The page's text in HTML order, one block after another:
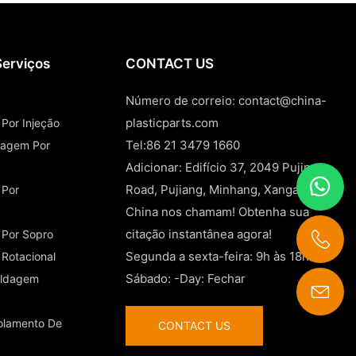
Injeção
Por
Sopro
De
CONTACT US
Número de correio:contact@china-
plasticparts.com
Tel:86 21 3479 1660
Adicionar: Edifício 37, 2049 Pujin
Road, Pujiang, Minhang, Xangai e
China nos chamam! Obtenha sua
citação instantânea agora!
Segunda a sexta-feira: 9h às 18h
Sábado: -Day: Fechar
CONTACT US